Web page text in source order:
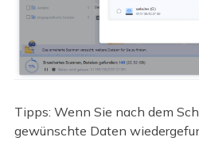
Tipps: Wenn Sie nach dem
gewünschte Daten